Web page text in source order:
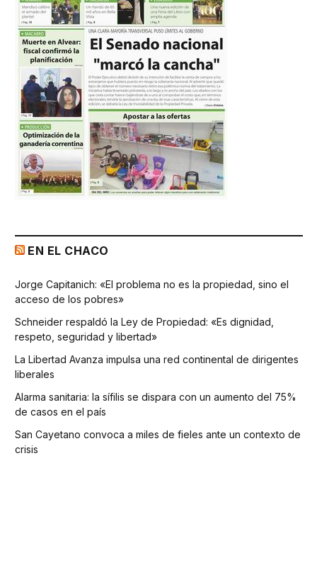
EN EL CHACO
Jorge Capitanich: «El problema no es la propiedad, sino el
acceso de los pobres»
Schneider respaldó la Ley de Propiedad: «Es dignidad,
respeto, seguridad y libertad»
La Libertad Avanza impulsa una red continental de dirigentes
liberales
Alarma sanitaria: la sífilis se dispara con un aumento del 75%
de casos en el país
San Cayetano convoca a miles de fieles ante un contexto de
crisis